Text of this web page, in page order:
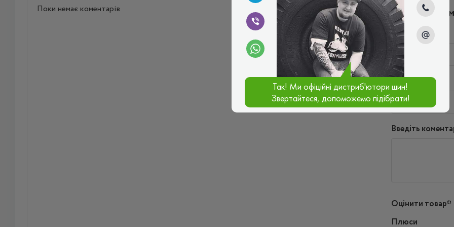
Поки немає коментарів Написати
Ім'я*
Ваш e-mail*
Введіть
Оцінити товар*
Плюси
Так! Ми офіційні дистриб'ютори шин!
Звертайтеся, допоможемо підібрати!